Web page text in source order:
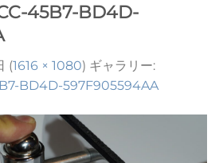
45B7-BD4D-
(1616 × 1080) ギャラリー:
BD4D-597F905594AA